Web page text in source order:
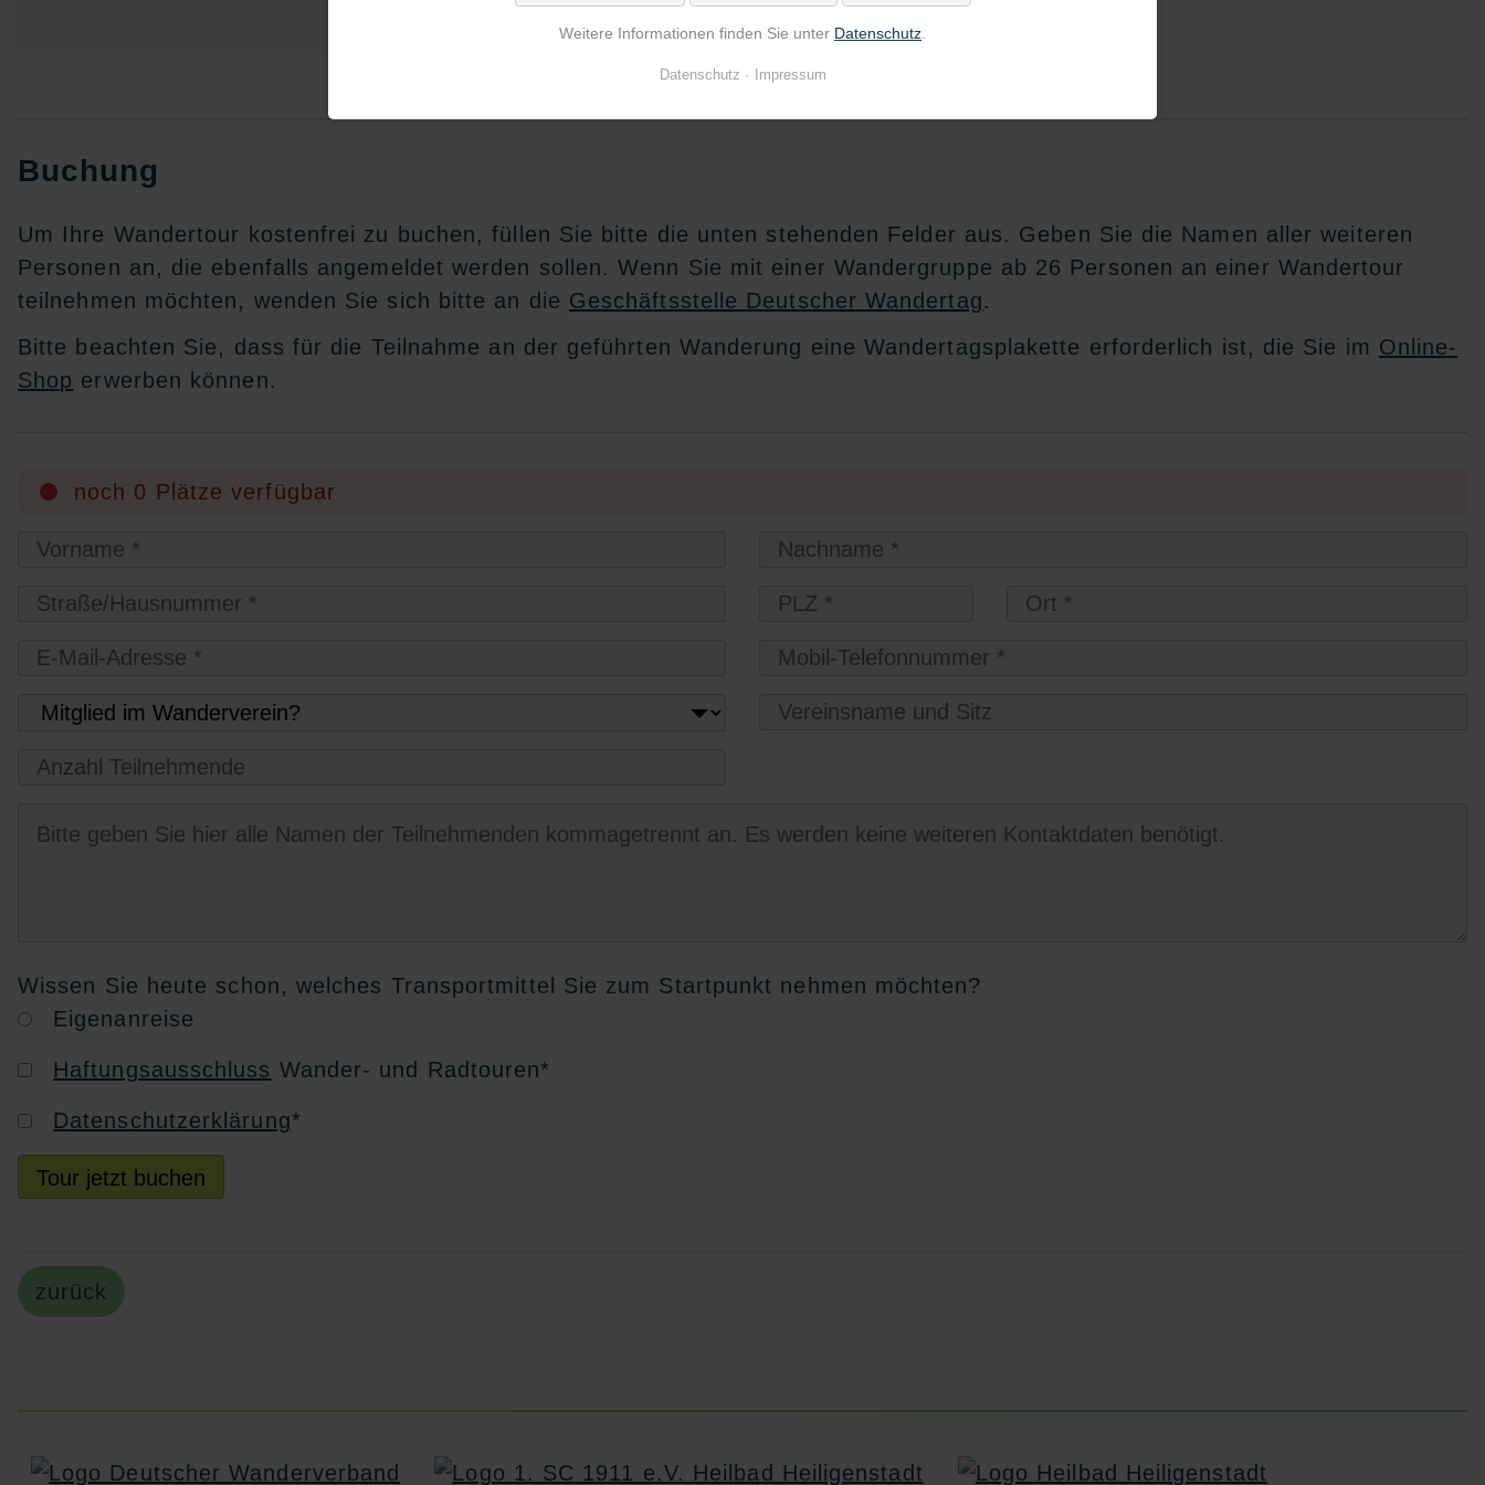
Buchung
Um Ihre Wandertour kostenfrei zu buchen, füllen Sie bitte die unten stehenden Felder aus. Geben Sie die Namen aller weiteren
Personen an, die ebenfalls angemeldet werden sollen. Wenn Sie mit einer Wandergruppe ab 26 Personen an einer Wandertour
teilnehmen möchten, wenden Sie sich bitte an die Geschäftsstelle Deutscher Wandertag.
Bitte beachten Sie, dass für die Teilnahme an der geführten Wanderung eine Wandertagsplakette erforderlich ist, die Sie im Online-
Shop erwerben können.
noch 0 Plätze verfügbar
Wissen Sie heute schon, welches Transportmittel Sie zum Startpunkt nehmen möchten?
Eigenanreise
Haftungsausschluss Wander- und Radtouren*
Datenschutzerklärung*
Tour jetzt buchen
zurück
Weitere Informationen finden Sie unter Datenschutz
Datenschutz Impressum